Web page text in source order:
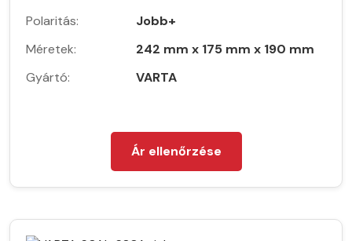
Polaritás:
Jobb+
Méretek:
242 mm x 175 mm x 190 mm
Gyártó:
VARTA
Ár ellenőrzése